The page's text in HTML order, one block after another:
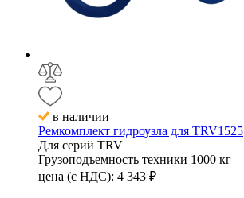
в наличии
Ремкомплект гидроузла для TRV1525
Для серий TRV
Грузоподъемность техники 1000 кг
цена (с НДС): 4 343 ₽